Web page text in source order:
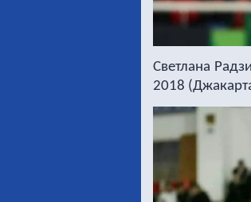
Светлана
2018